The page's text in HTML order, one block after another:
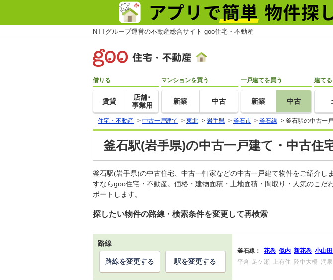
NTTグループ運営の不動産総合サイト goo住宅・不動産
借りる
賃貸
店舗･
事業用
マンションを買う
新築 中古
一戸建てを買う
新築 中古
建てる
住宅・不動産 > 中古一戸建て > 東北 > 岩手県 > 釜石市 > 釜石線 > 釜石駅の中古一
釜石駅(岩手県)の中古一戸建て・中古住
釜石駅(岩手県)の中古住宅、中古一軒家などの中古一戸建て物件をご紹介
すならgoo住宅・不動産。価格・建物面積・土地面積・間取り・人気のこ
ポートします。
探したい物件の路線・検索条件を変更して再検索
路線
釜石線： 花巻 似内 新花巻 小山田
平倉 足ケ瀬 上有住 陸中大橋 洞泉
路線を変更する 駅を変更する